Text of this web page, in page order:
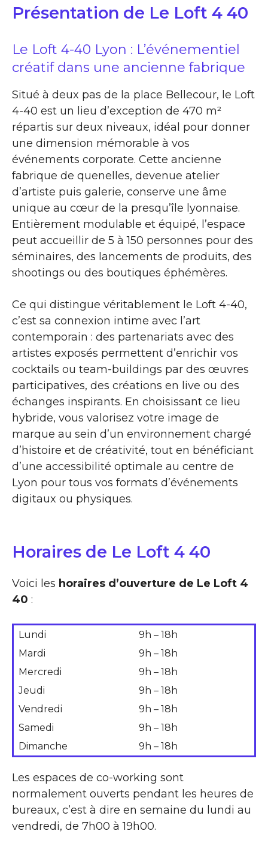
Présentation de Le Loft 4 40
Le Loft 4-40 Lyon : L’événementiel
créatif dans une ancienne fabrique
Situé à deux pas de la place Bellecour, le Loft
4-40 est un lieu d’exception de 470 m²
répartis sur deux niveaux, idéal pour donner
une dimension mémorable à vos
événements corporate. Cette ancienne
fabrique de quenelles, devenue atelier
d’artiste puis galerie, conserve une âme
unique au cœur de la presqu’île lyonnaise.
Entièrement modulable et équipé, l’espace
peut accueillir de 5 à 150 personnes pour des
séminaires, des lancements de produits, des
shootings ou des boutiques éphémères.
Ce qui distingue véritablement le Loft 4-40,
c’est sa connexion intime avec l’art
contemporain : des partenariats avec des
artistes exposés permettent d’enrichir vos
cocktails ou team-buildings par des œuvres
participatives, des créations en live ou des
échanges inspirants. En choisissant ce lieu
hybride, vous valorisez votre image de
marque au sein d’un environnement chargé
d’histoire et de créativité, tout en bénéficiant
d’une accessibilité optimale au centre de
Lyon pour tous vos formats d’événements
digitaux ou physiques.
Horaires de Le Loft 4 40
Voici les horaires d’ouverture de Le Loft 4
40 :
Lundi
9h – 18h
Mardi
9h – 18h
Mercredi
9h – 18h
Jeudi
9h – 18h
Vendredi
9h – 18h
Samedi
9h – 18h
Dimanche
9h – 18h
Les espaces de co-working sont
normalement ouverts pendant les heures de
bureaux, c’est à dire en semaine du lundi au
vendredi, de 7h00 à 19h00.